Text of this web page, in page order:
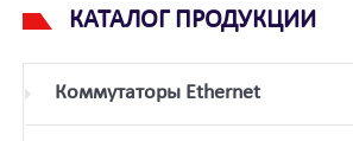
КАТАЛОГ ПРОДУКЦИИ
Коммутаторы Ethernet